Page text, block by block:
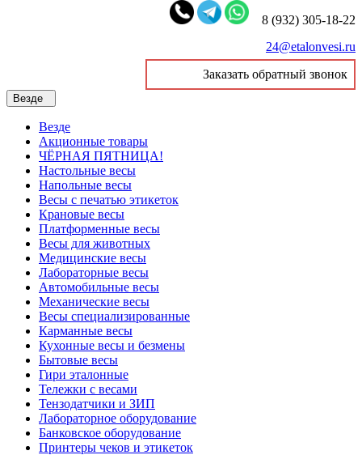
8 (932) 305-18-22
24@etalonvesi.ru
Заказать обратный звонок
Везде
Везде
Акционные товары
ЧЁРНАЯ ПЯТНИЦА!
Настольные весы
Напольные весы
Весы с печатью этикеток
Крановые весы
Платформенные весы
Весы для животных
Медицинские весы
Лабораторные весы
Автомобильные весы
Механические весы
Весы специализированные
Карманные весы
Кухонные весы и безмены
Бытовые весы
Гири эталонные
Тележки с весами
Тензодатчики и ЗИП
Лабораторное оборудование
Банковское оборудование
Принтеры чеков и этикеток